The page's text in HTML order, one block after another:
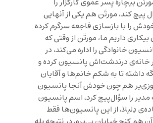
بیچاره پسر عموی کارگزار را
کند، مورتَن هم یکی از آنهایی
را با بازسازی فاجعه سرگرم کرده
داریم ما، مورتَن از وقتی که
خانوادگی را اداره می‌کند، در
خانه‌ی درندشت‌اش پانسیون کرده و
داشته تا به شکم خانم‌ها و آقایان
هم چون خودش آنجا پانسیون
را سؤال‌پیچ ‌کرد، اسم پانسیون
دِلیلا، از این پانسیون‌ها فقط